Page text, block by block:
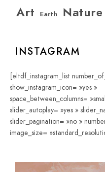
Art Earth Nature
INSTAGRAM
[eltdf_instagram_list
show_instagram_icon= »yes »
space_between_columns=
slider_autoplay= »yes »
slider_pagination= »no »
image_size=